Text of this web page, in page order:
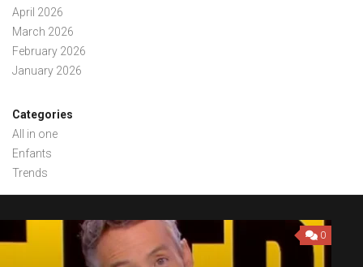
April 2026
March 2026
February 2026
January 2026
Categories
All in one
Enfants
Trends
0